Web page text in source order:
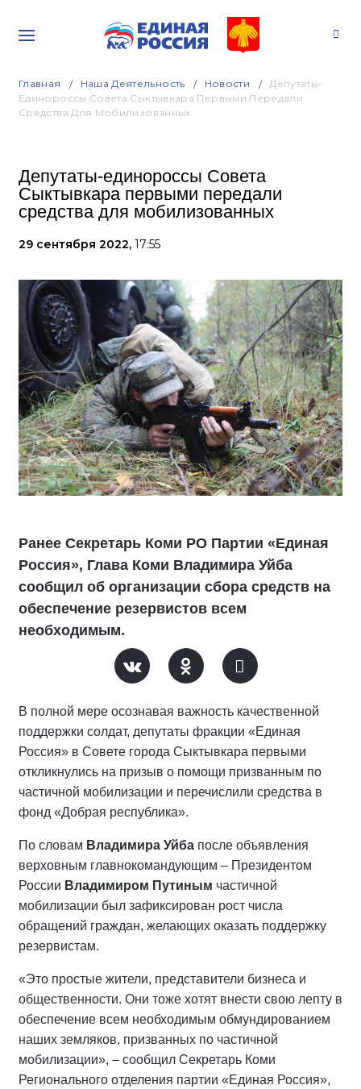
Главная Наша Деятельность Новости
Депутаты-
Единороссы Совета Сыктывкара Первыми Передали
Средства Для Мобилизованных
Депутаты-единороссы Совета
Сыктывкара первыми передали
средства для мобилизованных
29 сентября 2022, 17:55
Ранее Секретарь Коми РО Партии «Единая
Россия», Глава Коми Владимира Уйба
сообщил об организации сбора средств на
обеспечение резервистов всем
необходимым.
В полной мере осознавая важность качественной
поддержки солдат, депутаты фракции «Единая
Россия» в Совете города Сыктывкара первыми
откликнулись на призыв о помощи призванным по
частичной мобилизации и перечислили средства в
фонд «Добрая республика».
По словам Владимира Уйба после объявления
верховным главнокомандующим – Президентом
России Владимиром Путиным частичной
мобилизации был зафиксирован рост числа
обращений граждан, желающих оказать поддержку
резервистам.
«Это простые жители, представители бизнеса и
общественности. Они тоже хотят внести свою лепту в
обеспечение всем необходимым обмундированием
наших земляков, призванных по частичной
мобилизации», – сообщил Секретарь Коми
Регионального отделения партии «Единая Россия»,